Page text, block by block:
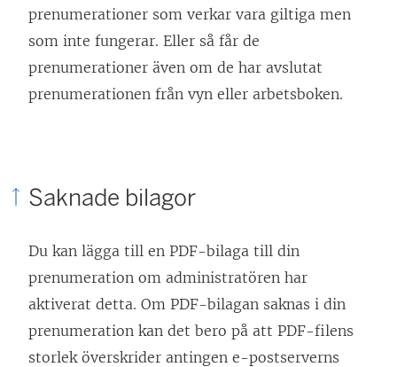
prenumerationer som verkar vara giltiga men
som inte fungerar. Eller så får de
prenumerationer även om de har avslutat
prenumerationen från vyn eller arbetsboken.
Saknade bilagor
Du kan lägga till en PDF-bilaga till din
prenumeration om administratören har
aktiverat detta. Om PDF-bilagan saknas i din
prenumeration kan det bero på att PDF-filens
storlek överskrider antingen e-postserverns